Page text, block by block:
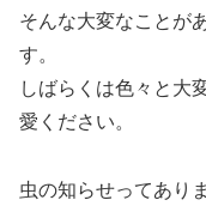
そんな大変なことが
す。
しばらくは色々と大
愛ください。
虫の知らせってあり